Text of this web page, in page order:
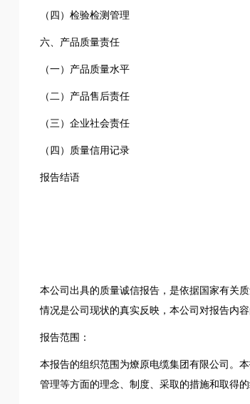
（四）检验检测管理
六、产品质量责任
（一）产品质量水平
（二）产品售后责任
（三）企业社会责任
（四）质量信用记录
报告结语
本公司出具的质量诚信报告，是依据国家有关
情况是公司现状的真实反映，本公司对报告内
报告范围：
本报告的组织范围为燎原电缆集团有限公司。
管理等方面的理念、制度、采取的措施和取得的